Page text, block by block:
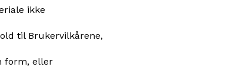
ikke
til Brukervilkårene,
form, eller